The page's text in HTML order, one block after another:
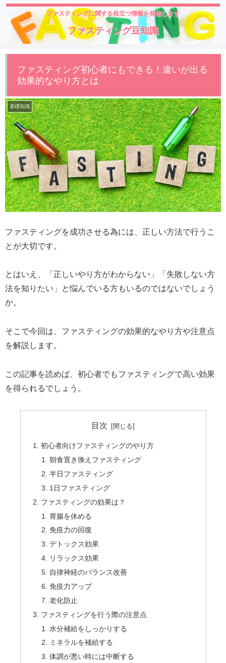
ファスティングに関する役立つ情報を発信します
ファスティング豆知識
ファスティング初心者にもできる！違いが出る
効果的なやり方とは
基礎知識
ファスティングを成功させる為には、正しい方法で行うこ
とが大切です。
とはいえ、「正しいやり方がわからない」「失敗しない方
法を知りたい」と悩んでいる方もいるのではないでしょう
か。
そこで今回は、ファスティングの効果的なやり方や注意点
を解説します。
この記事を読めば、初心者でもファスティングで高い効果
を得られるでしょう。
目次
初心者向けファスティングのやり方
朝食置き換えファスティング
半日ファスティング
1日ファスティング
ファスティングの効果は？
胃腸を休める
免疫力の回復
デトックス効果
リラックス効果
自律神経のバランス改善
免疫力アップ
老化防止
ファスティングを行う際の注意点
水分補給をしっかりする
ミネラルを補給する
体調が悪い時には中断する